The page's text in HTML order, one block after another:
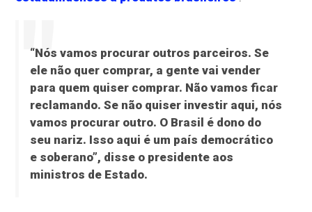
“Nós vamos procurar outros parceiros. Se
ele não quer comprar, a gente vai vender
para quem quiser comprar. Não vamos ficar
reclamando. Se não quiser investir aqui, nós
vamos procurar outro. O Brasil é dono do
seu nariz. Isso aqui é um país democrático
e soberano”, disse o presidente aos
ministros de Estado.